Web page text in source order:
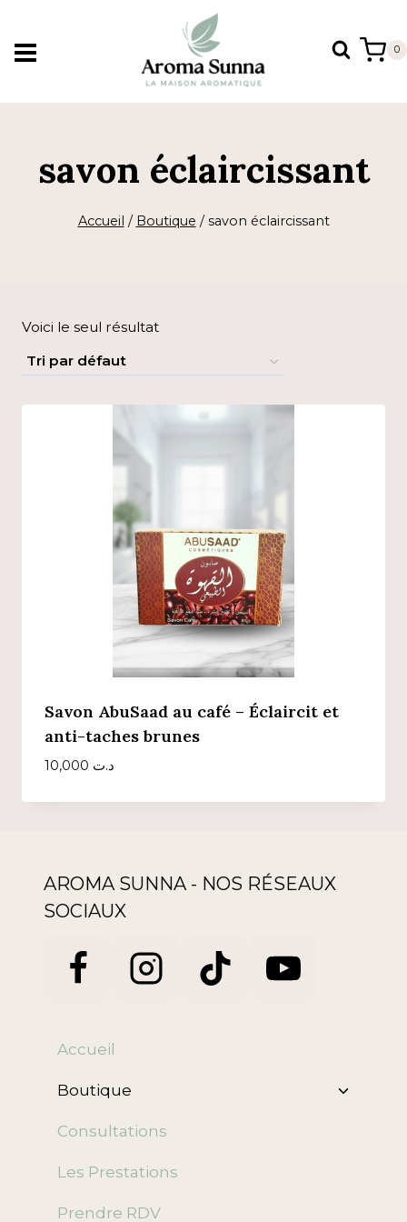
contenu
0
savon éclaircissant
Accueil / Boutique / savon éclaircissant
Voici le seul résultat
Savon AbuSaad au café – Éclaircit et
anti-taches brunes
د.ت
AROMA SUNNA - NOS RÉSEAUX
SOCIAUX
Accueil
Boutique
Ouvrir/
Consultations
Les Prestations
Prendre RDV